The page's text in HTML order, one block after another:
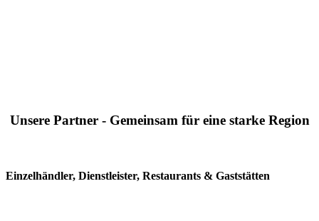
Unsere Partner - Gemeinsam für eine starke Region
Einzelhändler, Dienstleister, Restaurants & Gaststätten